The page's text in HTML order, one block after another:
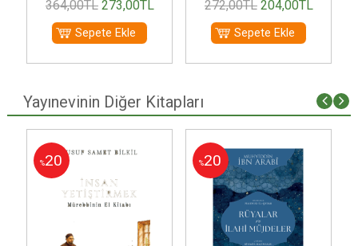
364,00TL 273,00TL
Sepete Ekle
272,00TL 204,00TL
Sepete Ekle
Yayınevinin Diğer Kitapları
%20 %20